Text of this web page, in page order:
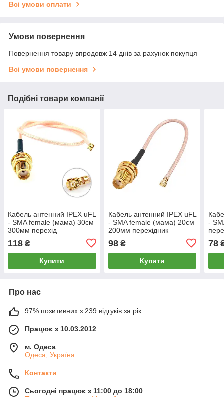
Всі умови оплати
Умови повернення
Повернення товару впродовж 14 днів за рахунок покупця
Всі умови повернення
Подібні товари компанії
Кабель антенний IPEX uFL
- SMA female (мама) 30см
300мм перехід
модемів, WiFi роуторів
118 ₴
Купити
Кабель антенний IPEX uFL
- SMA female (мама) 20см
200мм перехідник
модемів, WiFi роуторів
98₴
Купити
-
78
Про нас
97% позитивних з 239 відгуків за рік
Працює з 10.03.2012
м. Одеса
Одеса, Україна
Контакти
Сьогодні працює з 11:00 до 18:00